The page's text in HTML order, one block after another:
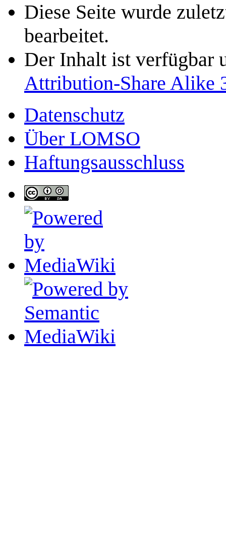
Diese Seite wurde
bearbeitet.
Der Inhalt ist verfügbar
Attribution-Share Alike
Datenschutz
Über LOMSO
Haftungsausschluss